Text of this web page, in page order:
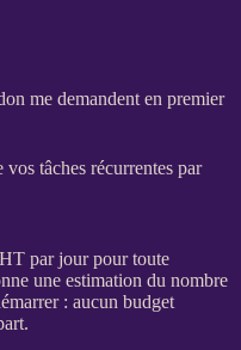
me demandent en premier
tâches récurrentes par
par jour pour toute
une estimation du nombre
: aucun budget